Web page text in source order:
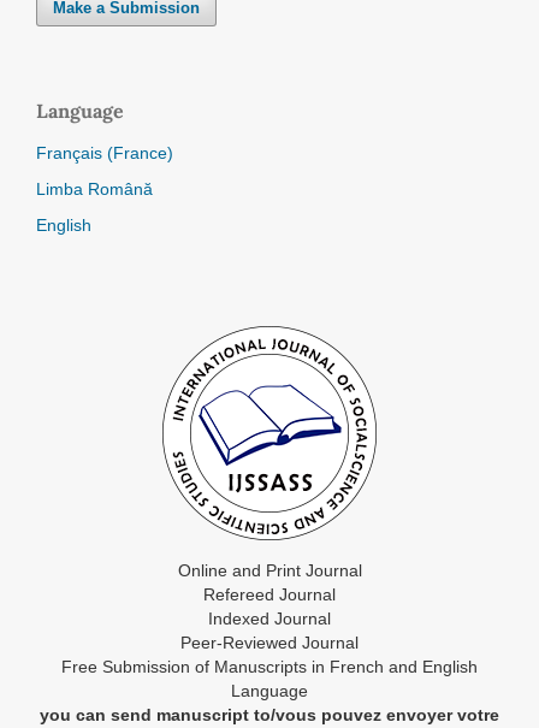
Make a Submission
Language
Français (France)
Limba Română
English
Online and Print Journal
Refereed Journal
Indexed Journal
Peer-Reviewed Journal
Free Submission of Manuscripts in French and English
Language
you can send manuscript to/vous pouvez envoyer votre